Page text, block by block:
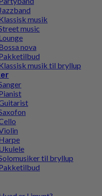
Jazzband
musik
music
nova
musik til bryllup
til bryllup